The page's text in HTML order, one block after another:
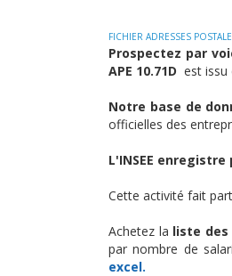
FICHIER ADRESSES
Prospectez par
APE 10.71D est issu
Notre base de
officielles des
L'INSEE
Cette activité fait
Achetez la liste des
par nombre de
excel.